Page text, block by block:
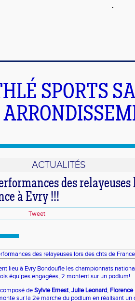
SPORTS
ACTUALITÉS
des relayeuses
à Evry !!!
Tweet
lieu à Evry Bondoufle les championnats
équipes engagées, 2 montent sur un podium!
deSylvie Ernest,Julie Leonard,
sur la 2e marche du podium en réalisant un